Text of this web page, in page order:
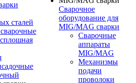
сталей
Сварочное
оборудование для
MIG/MAG сварки
Сварочные
аппараты
MIG/MAG
Механизмы
подачи
проволоки